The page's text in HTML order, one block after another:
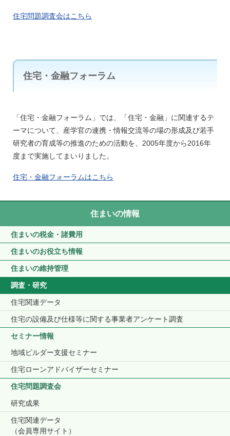
住宅問題調査会はこちら
住宅・金融フォーラム
「住宅・金融フォーラム」では、「住宅・金融」に関連するテ
ーマについて、産学官の連携・情報交流等の場の形成及び若手
研究者の育成等の推進のための活動を、2005年度から2016年
度まで実施してまいりました。
住宅・金融フォーラムはこちら
住まいの情報
住まいの税金・諸費用
住まいのお役立ち情報
住まいの維持管理
調査・研究
住宅関連データ
住宅の設備及び仕様等に関する事業者アンケート調査
セミナー情報
地域ビルダー支援セミナー
住宅ローンアドバイザーセミナー
住宅問題調査会
研究成果
住宅関連データ
（会員専用サイト）